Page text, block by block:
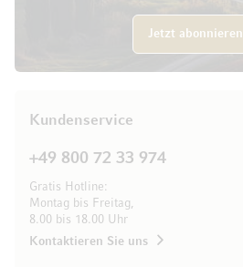
Jetzt abonnieren
Kundenservice
+49 800 72 33 974
Gratis Hotline:
Montag bis Freitag,
8.00 bis 18.00 Uhr
Kontaktieren Sie uns